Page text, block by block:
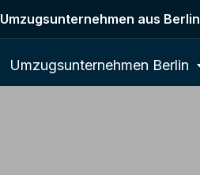
Umzugsunternehmen aus Berlin
Umzugsunternehmen Berlin